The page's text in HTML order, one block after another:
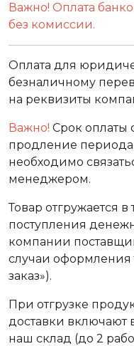
Важно! Оплата
без комиссии.
Оплата для
безналичному
на реквизиты
Важно! Срок оплаты
продление периода
необходимо
менеджером.
Товар отгружается
поступления
компании
случаи оформления
заказ»).
При отгрузке
доставки включают
наш склад (до 2